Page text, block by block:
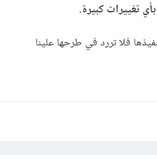
تغييرات كبيرة.
فلا تررد في طرحها علينا